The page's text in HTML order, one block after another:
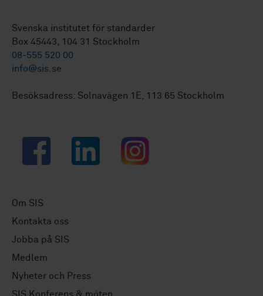
Svenska institutet för standarder
Box 45443, 104 31 Stockholm
08-555 520 00
info@sis.se
Besöksadress: Solnavägen 1E, 113 65 Stockholm
Facebook LinkedIn Instagram
Om SIS
Kontakta oss
Jobba på SIS
Medlem
Nyheter och Press